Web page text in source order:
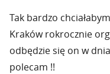
Tak bardzo
Kraków rokrocznie
odbędzie się on w
polecam !!